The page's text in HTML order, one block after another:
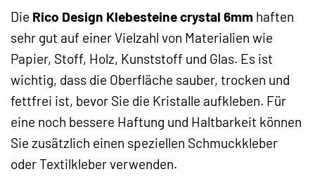
Die Rico Design Klebesteine crystal 6mm haften
sehr gut auf einer Vielzahl von Materialien wie
Papier, Stoff, Holz, Kunststoff und Glas. Es ist
wichtig, dass die Oberfläche sauber, trocken und
fettfrei ist, bevor Sie die Kristalle aufkleben. Für
eine noch bessere Haftung und Haltbarkeit können
Sie zusätzlich einen speziellen Schmuckkleber
oder Textilkleber verwenden.